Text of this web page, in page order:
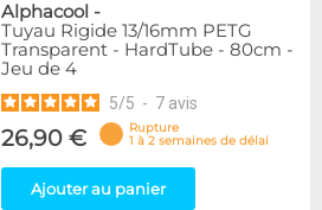
Alphacool -
Tuyau Rigide 13/16mm PETG
Transparent - HardTube - 80cm -
Jeu de 4
5/5 - 7 avis
26,90 €
Rupture
1 à 2 semaines de délai
Ajouter au panier